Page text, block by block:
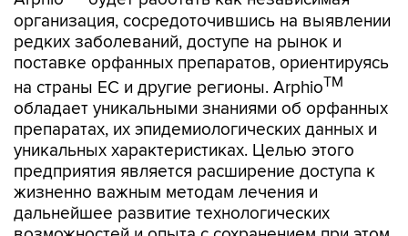
организация, сосредоточившись на выявлении
редких заболеваний, доступе на рынок и
поставке орфанных препаратов, ориентируясь
на страны ЕС и другие регионы. ArphioTM
обладает уникальными знаниями об орфанных
препаратах, их эпидемиологических данных и
уникальных характеристиках. Целью этого
предприятия является расширение доступа к
жизненно важным методам лечения и
дальнейшее развитие технологических